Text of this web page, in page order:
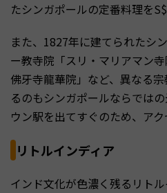
たシンガポールの定番料理を
また、1827年に建てられたシ
ー教寺院「スリ・マリアマン
佛牙寺龍華院」など、異なる
るのもシンガポールならでは
ウン駅を出てすぐのため、アク
リトルインディア
インド文化が色濃く残るリト